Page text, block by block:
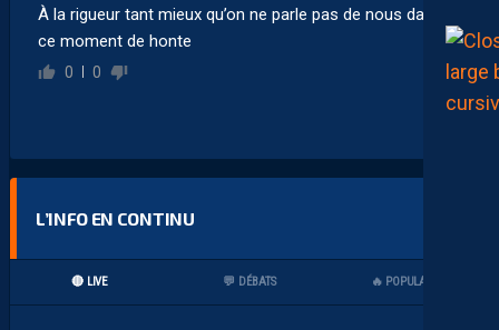
À la rigueur tant mieux qu’on ne parle pas de nous dans
ce moment de honte
0 0
L’INFO EN CONTINU
🔴 LIVE 💬 DÉBATS 🔥 POPULAIRES